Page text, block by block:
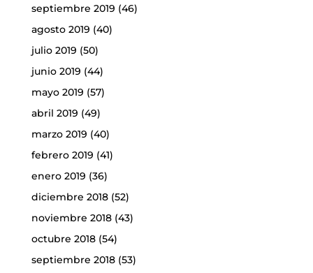
septiembre 2019 (46)
agosto 2019 (40)
julio 2019 (50)
junio 2019 (44)
mayo 2019 (57)
abril 2019 (49)
marzo 2019 (40)
febrero 2019 (41)
enero 2019 (36)
diciembre 2018(52)
noviembre 2018(43)
octubre 2018(54)
septiembre 2018(53)